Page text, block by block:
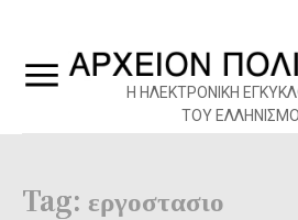
Η ΗΛΕΚΤΡΟΝΙΚΗ
ΤΟΥ
Tag: εργοστασιο